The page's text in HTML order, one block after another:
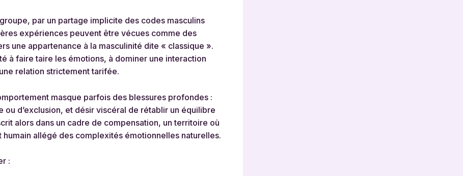
par un partage implicite des codes masculins
expériences peuvent être vécues comme des
une appartenance à la masculinité dite « classique ».
à faire taire les émotions, à dominer une interaction
relation strictement tarifée.
masque parfois des blessures profondes :
ou d’exclusion, et désir viscéral de rétablir un équilibre
alors dans un cadre de compensation, un territoire où
allégé des complexités émotionnelles naturelles.
: